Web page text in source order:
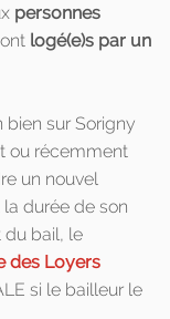
personnes
logé(e)s par un
bien sur Sorigny
ou récemment
un nouvel
durée de son
du bail, le
des Loyers
si le bailleur le